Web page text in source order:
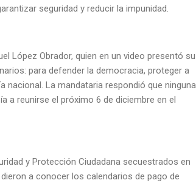
seguridad y reducir la impunidad.
López Obrador, quien en un video presentó su
para defender la democracia, proteger a
nacional. La mandataria respondió que ninguna
a reunirse el próximo 6 de diciembre en el
y Protección Ciudadana secuestrados en
a conocer los calendarios de pago de